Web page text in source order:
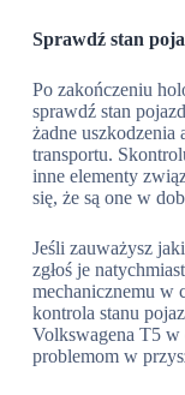
Sprawdź stan
Po zakończeniu
sprawdź stan
żadne uszkodzenia
transportu.
inne elementy
się, że są one w
Jeśli zauważysz
zgłoś je
mechanicznemu w
kontrola stanu
Volkswagena T5 w
problemom w